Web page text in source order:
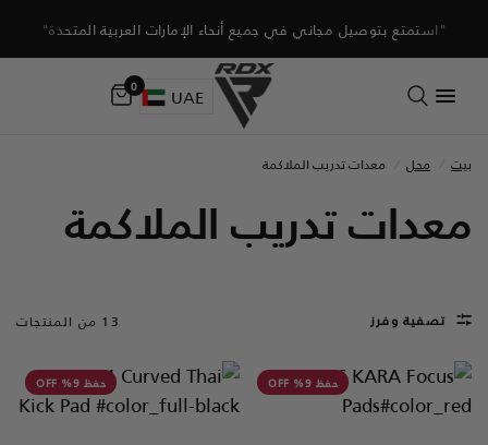
"استمتع بتوصيل مجاني في جميع أنحاء الإمارات العربية المتحدة"
UAE
0
بيت محل معدات تدريب الملاكمة
معدات تدريب الملاكمة
تصفية وفرز 13 من المنتجات
حفظ 9% OFF حفظ 9% OFF